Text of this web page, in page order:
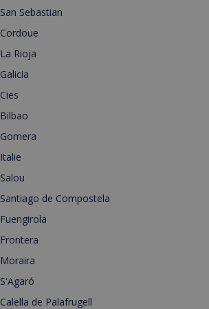
San Sebastian
Cordoue
La Rioja
Galicia
Cies
Bilbao
Gomera
Italie
Salou
Santiago de Compostela
Fuengirola
Frontera
Moraira
S'Agaró
Calella de Palafrugell